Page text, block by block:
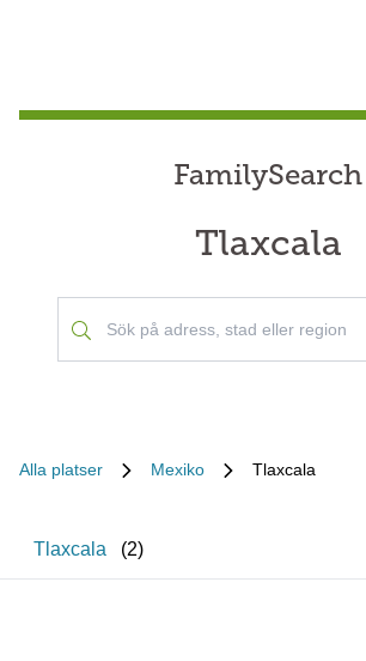
FamilySearch
Tlaxcala
Alla platser Mexiko Tlaxcala
Tlaxcala (2)